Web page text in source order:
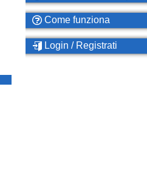
Come funziona
Login / Registrati